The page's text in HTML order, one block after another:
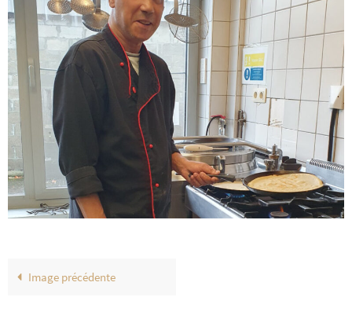
Image précédente